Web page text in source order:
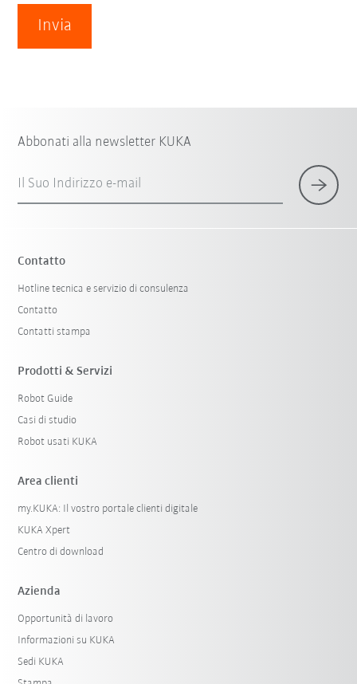
Invia
Abbonati alla newsletter KUKA
Il Suo Indirizzo e-mail
Contatto
Hotline tecnica e servizio di consulenza
Contatto
Contatti stampa
Prodotti & Servizi
Robot Guide
Casi di studio
Robot usati KUKA
Area clienti
my.KUKA: Il vostro portale clienti digitale
KUKA Xpert
Centro di download
Azienda
Opportunità di lavoro
Informazioni su KUKA
Sedi KUKA